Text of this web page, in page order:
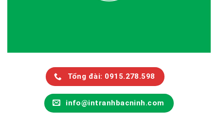
Tổng đài: 0915.278.598
info@intranhbacninh.com